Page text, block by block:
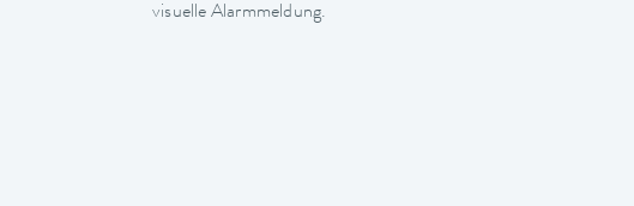
visuelle Alarmmeldung.